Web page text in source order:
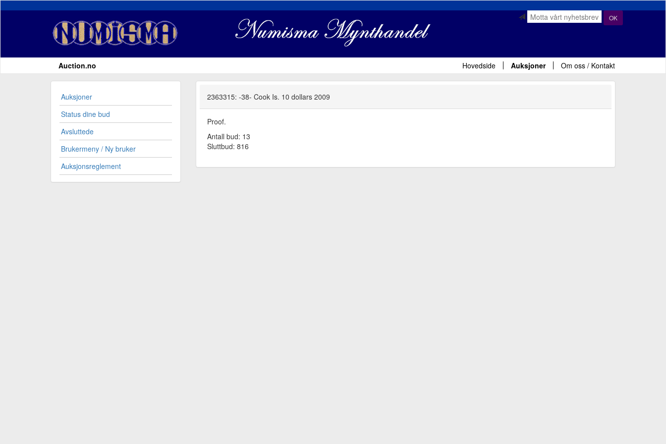
OK
Auction.no Hovedside Auksjoner Om oss / Kontakt
Auksjoner
Status dine bud
Avsluttede
Brukermeny / Ny bruker
Auksjonsreglement
2363315: -38- Cook Is. 10 dollars 2009
Proof.
Antall bud: 13
Sluttbud: 816